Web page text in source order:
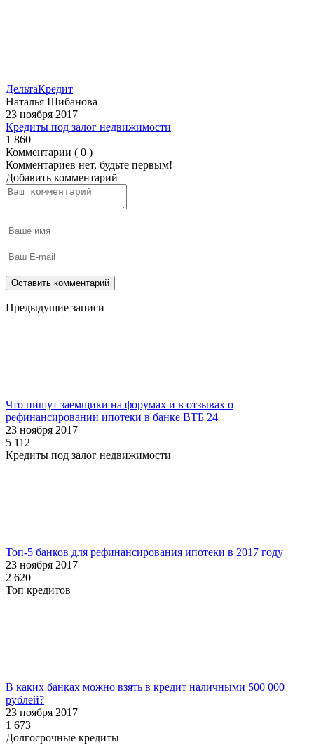
ДельтаКредит
Наталья Шибанова
23 ноября 2017
Кредиты под залог недвижимости
1 860
Комментарии ( 0 )
Комментариев нет, будьте первым!
Добавить комментарий
Предыдущие записи
Что пишут заемщики на форумах и в отзывах о
рефинансировании ипотеки в банке ВТБ 24
23 ноября 2017
5 112
Кредиты под залог недвижимости
Топ-5 банков для рефинансирования ипотеки в 2017 году
23 ноября 2017
2 620
Топ кредитов
В каких банках можно взять в кредит наличными 500 000
рублей?
23 ноября 2017
1 673
Долгосрочные кредиты